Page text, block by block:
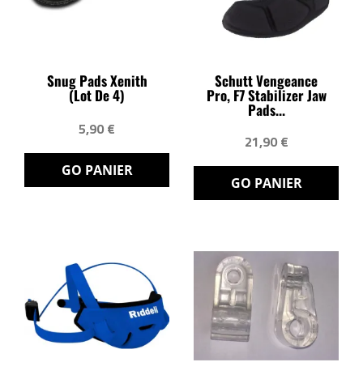
Snug Pads Xenith
(lot De 4)
5,90 €
GO PANIER
Schutt Vengeance
Pro, F7 Stabilizer Jaw
Pads...
21,90 €
GO PANIER